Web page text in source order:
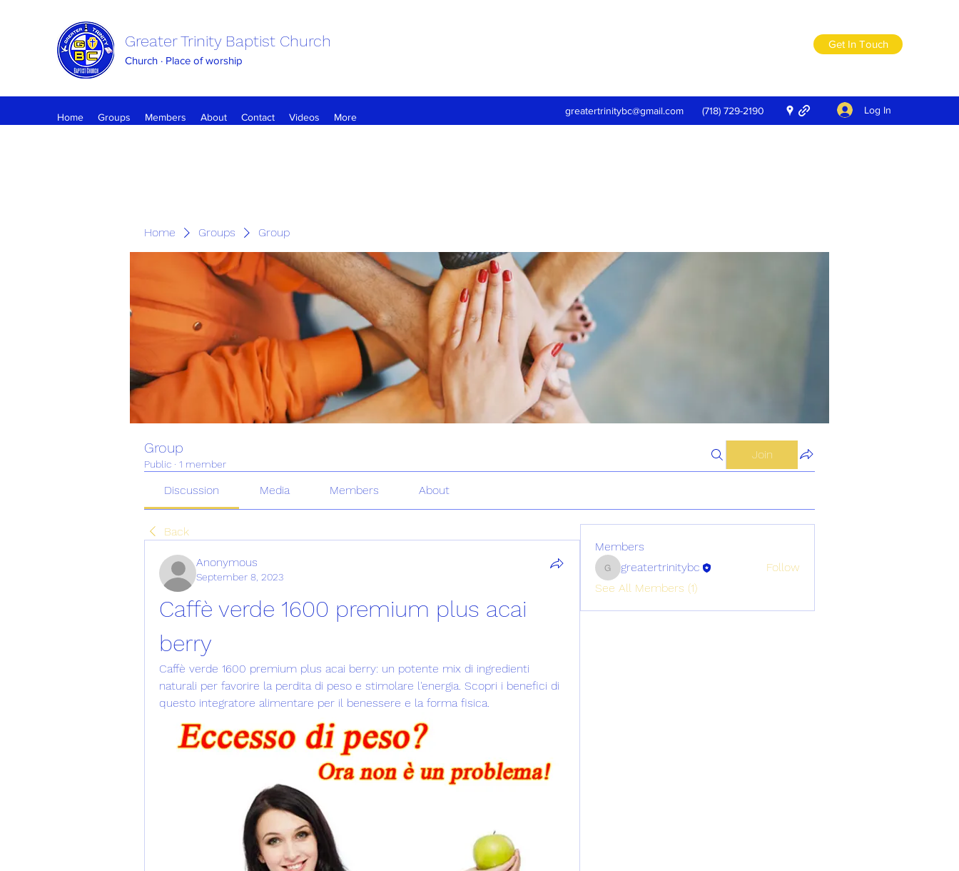
Greater Trinity Baptist Church
Church · Place of worship
Get In Touch
Home Groups Members About Contact Videos More
greatertrinitybc@gmail.com (718) 729-2190 Log In
Home Groups Group
Group
Public · 1 member
Join
Discussion Media Members About
Back
Anonymous
September 8, 2023
Caffè verde 1600 premium plus acai
berry
Caffè verde 1600 premium plus acai berry: un potente mix di ingredienti
naturali per favorire la perdita di peso e stimolare l'energia. Scopri i benefici di
questo integratore alimentare per il benessere e la forma fisica.
Members
greatertrinitybc
greatertrinitybc
Follow
See All Members (1)